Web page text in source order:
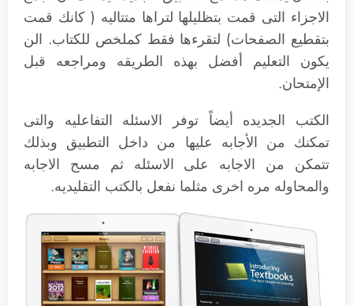
الاجزاء التى قمت بتظليلها لتراها متتاليه ( كانك قمت
بتقطيع الصفحات) لتقرءها فقط كملخص للكتاب. الن
يكون التعليم أفضل بهذه الطريقه ومراجعه قبل
الإمتحان.
الكتب الجديده أيضاً توفر الاسئله التفاعليه والتى
تمكنك من الأجابه عليها من داخل التطبيق وبذلك
تتمكن من الاجابه على الاسئله ثم مسح الاجابه
والمحاوله مره اخرى مثلما نفعل بالكتب التقليديه.